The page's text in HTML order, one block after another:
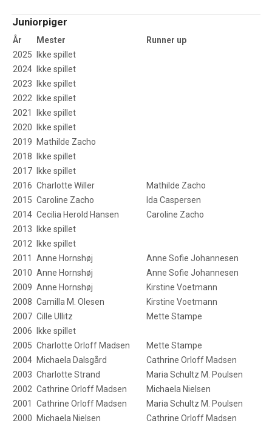
Juniorpiger
År Mester
Runner up
2025
Ikke spillet
2024
Ikke spillet
2023
Ikke spillet
2022
Ikke spillet
2021
Ikke spillet
2020
Ikke spillet
2019
Mathilde Zacho
2018
Ikke spillet
2017
Ikke spillet
2016 Charlotte Willer
Mathilde Zacho
2015 Caroline Zacho
Ida Caspersen
2014 Cecilia Herold Hansen
Caroline Zacho
2013
Ikke spillet
2012
Ikke spillet
2011
Anne Hornshøj
Anne Sofie Johannesen
2010 Anne Hornshøj
Anne Sofie Johannesen
2009 Anne Hornshøj
Kirstine Voetmann
2008 Camilla M. Olesen
Kirstine Voetmann
2007 Cille Ullitz
Mette Stampe
2006
Ikke spillet
2005 Charlotte Orloff Madsen
Mette Stampe
2004 Michaela Dalsgård
Cathrine Orloff Madsen
2003 Charlotte Strand
Maria Schultz M. Poulsen
2002 Cathrine Orloff Madsen
Michaela Nielsen
2001
Cathrine Orloff Madsen
Maria Schultz M. Poulsen
2000
Michaela Nielsen
Cathrine Orloff Madsen